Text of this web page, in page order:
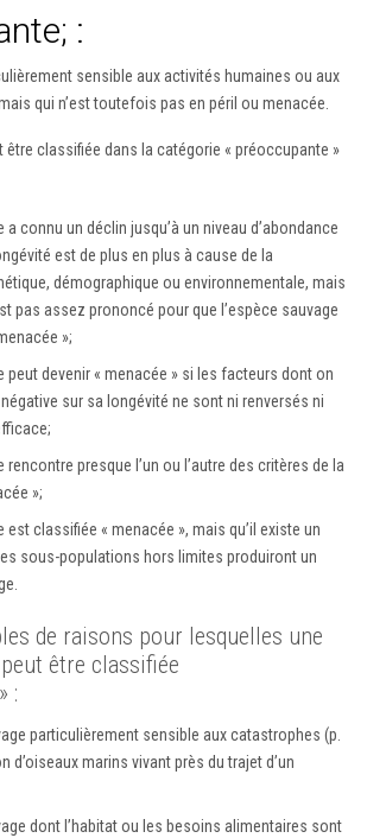
:
sensible aux activités humaines ou aux
qui n’est toutefois pas en péril ou menacée.
être classifiée dans la catégorie « préoccupante »
a connu un déclin jusqu’à un niveau d’abondance
est de plus en plus à cause de la
démographique ou environnementale, mais
pas assez prononcé pour que l’espèce sauvage
»;
peut devenir « menacée » si les facteurs dont on
sur sa longévité ne sont ni renversés ni
rencontre presque l’un ou l’autre des critères de la
»;
est classifiée « menacée », mais qu’il existe un
sous-populations hors limites produiront un
de raisons pour lesquelles une
être classifiée
:
particulièrement sensible aux catastrophes (p.
d’oiseaux marins vivant près du trajet d’un
dont l’habitat ou les besoins alimentaires sont